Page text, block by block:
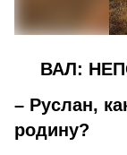
ВАЛ:
– Руслан,
родину?